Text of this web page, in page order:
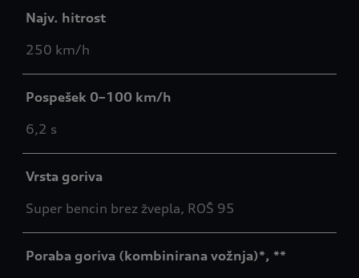
Najv. hitrost
250 km/h
Pospešek 0–100 km/h
6,2 s
Vrsta goriva
Super bencin brez žvepla, ROŠ 95
Poraba goriva (kombinirana vožnja)*, **